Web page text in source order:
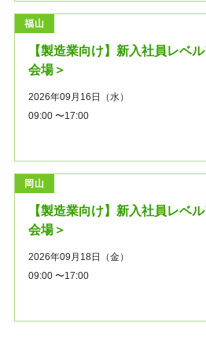
福山
【製造業向け】新入社員レベ
会場＞
2026年09月16日（水）
09:00 〜17:00
岡山
【製造業向け】新入社員レベ
会場＞
2026年09月18日（金）
09:00 〜17:00